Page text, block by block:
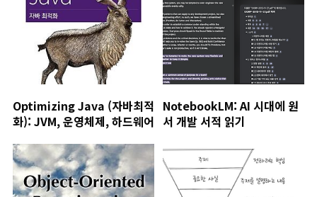
Optimizing Java (자바최적
화): JVM, 운영체제, 하드웨어
NotebookLM: AI 시대에 원
서 개발 서적 읽기